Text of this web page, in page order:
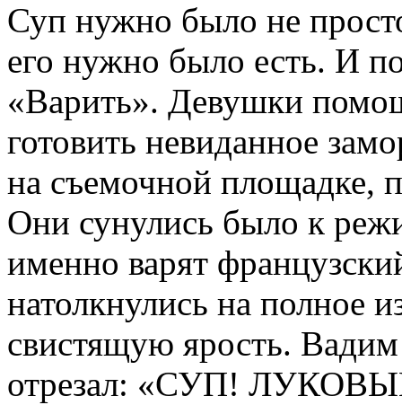
Суп нужно было не
его нужно было есть. И
«Варить». Девушки
готовить невиданное
на съемочной площадке,
Они сунулись было к
именно варят
натолкнулись на полное
свистящую ярость. Вадим
отрезал: «СУП!